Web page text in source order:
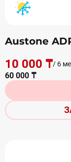
Austone
10 000 ₸/ 6
60 000 ₸